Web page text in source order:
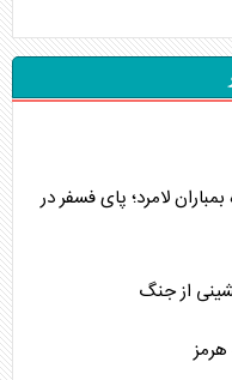
لامرد؛ پای فسفر در
از جنگ
هرمز